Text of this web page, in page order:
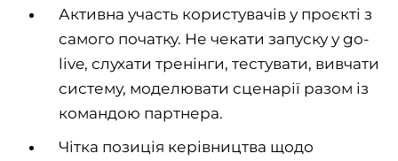
Активна участь користувачів у проєкті з
самого початку. Не чекати запуску у go-
live, слухати тренінги, тестувати, вивчати
систему, моделювати сценарії разом із
командою партнера.
Чітка позиція керівництва щодо